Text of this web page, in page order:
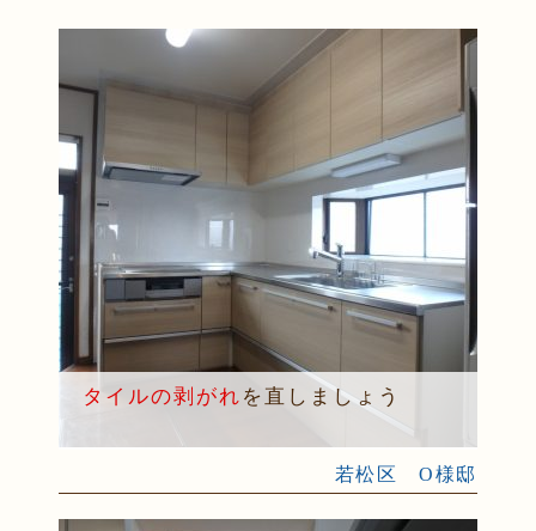
タイルの剥がれ を直しましょう
若松区 O様邸